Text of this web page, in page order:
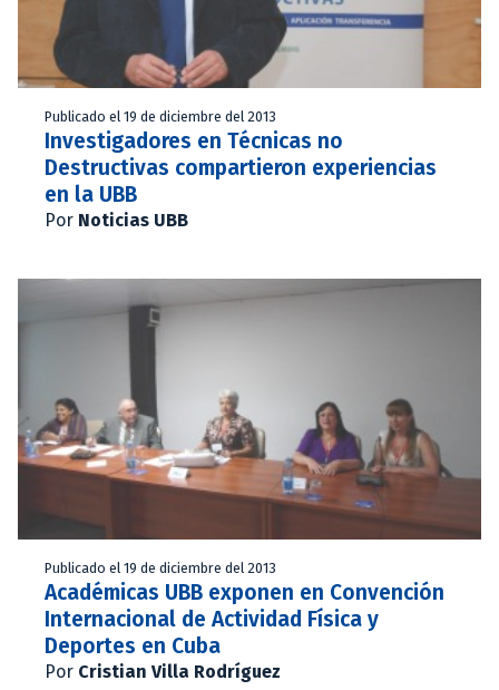
Publicado el 19 de diciembre del 2013
Investigadores en Técnicas no
Destructivas compartieron experiencias
en la UBB
Por Noticias UBB
Publicado el 19 de diciembre del 2013
Académicas UBB exponen en Convención
Internacional de Actividad Física y
Deportes en Cuba
Por Cristian Villa Rodríguez